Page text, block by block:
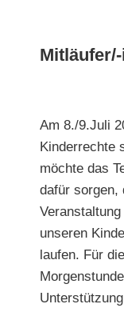
grösseres
Bild
Am 8./9.Juli
Kinderrechte
möchte das
dafür sorgen,
unseren
laufen. Für